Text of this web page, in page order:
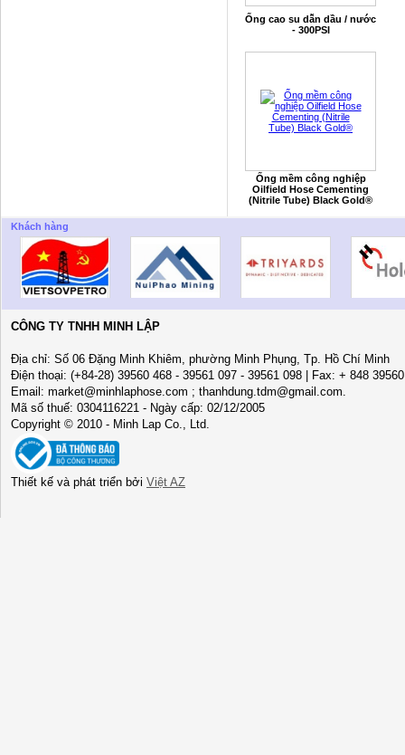
Ống cao su dẫn dầu / nước
- 300PSI
Ống mềm công nghiệp
Oilfield Hose Cementing
(Nitrile Tube) Black Gold®
Khách hàng
CÔNG TY TNHH MINH LẬP
Địa chỉ: Số 06 Đặng Minh Khiêm, phường Minh Phụng, Tp. Hồ Chí Minh
Điện thoại: (+84-28) 39560 468 - 39561 097 - 39561 098 | Fax: + 848
Email: market@minhlaphose.com ; thanhdung.tdm@gmail.com.
Mã số thuế: 0304116221 - Ngày cấp: 02/12/2005
Copyright © 2010 - Minh Lap Co., Ltd.
Thiết kế và phát triển bởi Việt AZ